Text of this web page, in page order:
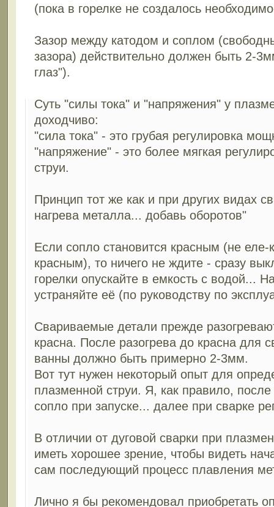
(пока в горелке не создалось
Зазор между катодом и соплом
зазора) действительно должен быть 2-
глаз").
Суть "силы тока" и "напряжения" у
доходчиво:
"сила тока" - это грубая регулировка
"напряжение" - это более мягкая
струи.
Принцип тот же как и при других видах
нагрева металла... добавь оборотов"
Если сопло становится красным (не
красным), то ничего не ждите - сразу
горелки опускайте в емкость с водой...
устраняйте её (по руководству по
Свариваемые детали прежде
красна. После разогрева до красна для
ванны должно быть примерно 2-3мм.
Вот тут нужен некоторый опыт для
плазменной струи. Я, как правило, после
сопло при запуске... далее при сварке
В отличии от дуговой сварки при
иметь хорошее зрение, чтобы видеть
сам последующий процесс плавления
Лично я бы рекомендовал приобретать